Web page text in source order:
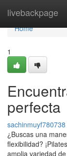
livebackpage
Home
Home
1
perfecta
sachinmuyf780738
¿Buscas una
flexibilidad?
amplia variedad